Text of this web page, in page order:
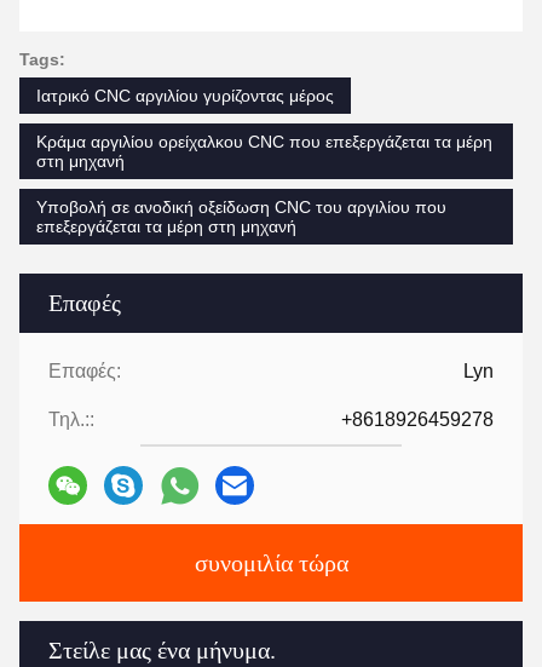
Επαφές
Επαφές: Lyn
Τηλ.:: +8618926459278
συνομιλία τώρα
Στείλε μας ένα μήνυμα.
Tags:
Ιατρικό CNC αργιλίου γυρίζοντας μέρος
Κράμα αργιλίου ορείχαλκου CNC που επεξεργάζεται τα μέρη
στη μηχανή
Υποβολή σε ανοδική οξείδωση CNC του αργιλίου που
επεξεργάζεται τα μέρη στη μηχανή